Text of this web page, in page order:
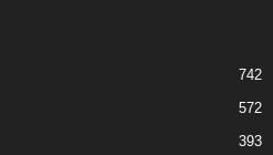
742
572
393